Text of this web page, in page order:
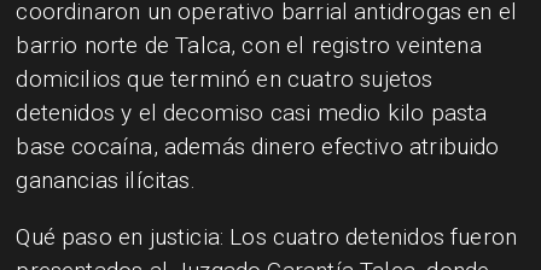
coordinaron un operativo barrial antidrogas en el
barrio norte de Talca, con el registro veintena
domicilios que terminó en cuatro sujetos
detenidos y el decomiso casi medio kilo pasta
base cocaína, además dinero efectivo atribuido
ganancias ilícitas.
Qué paso en justicia: Los cuatro detenidos fueron